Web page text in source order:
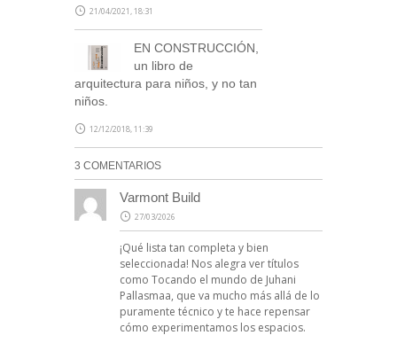
21/04/2021, 18:31
EN CONSTRUCCIÓN,
un libro de
arquitectura para niños, y no tan
niños.
12/12/2018, 11:39
3 COMENTARIOS
Varmont Build
27/03/2026
¡Qué lista tan completa y bien
seleccionada! Nos alegra ver títulos
como Tocando el mundo de Juhani
Pallasmaa, que va mucho más allá de lo
puramente técnico y te hace repensar
cómo experimentamos los espacios.